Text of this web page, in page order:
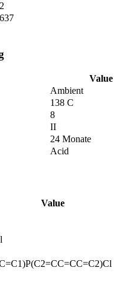
Value
Ambient
138 C
8
II
24 Monate
Acid
Value